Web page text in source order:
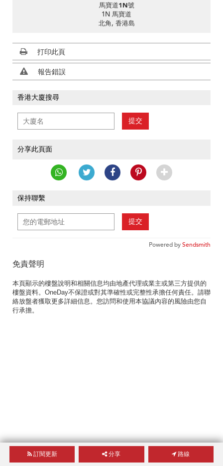
馬寶道1N號
1N 馬寶道
北角, 香港島
打印此頁
報告錯誤
香港大廈搜尋
提交
分享此頁面
保持聯繫
提交
Powered bySendsmith
免責聲明
本頁顯示的樓盤說明和相關信息均由地產代理或業主或第三方提供的
樓盤資料。OneDay不保證或對其準確性或完整性承擔任何責任。請聯
絡放盤者獲取更多詳細信息。您訪問和使用本協議內容的風險由您自
行承擔。
訂閱更新 分享 路線